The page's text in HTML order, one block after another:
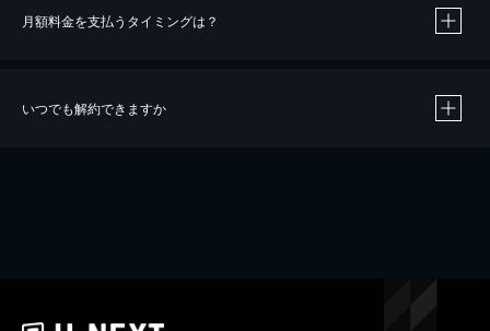
※40％ポイント還元の対象は、クレジットカード決済による作品の購入 / レンタルです。
iOSアプリのUコイン決済による作品の購入 / レンタルは、20％のポイント還元です。
月額料金を支払うタイミングは？
いつでも解約できますか